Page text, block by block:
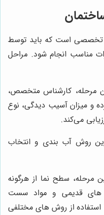
تخصصی است که باید توسط
مناسب انجام شود. مراحل
مرحله، کارشناس متخصص،
و میزان آسیب دیدگی، نوع
می‌کند.
روش آب بندی و انتخاب
مرحله، سطح نما از هرگونه
های قدیمی و مواد سست
استفاده از روش های مختلفی